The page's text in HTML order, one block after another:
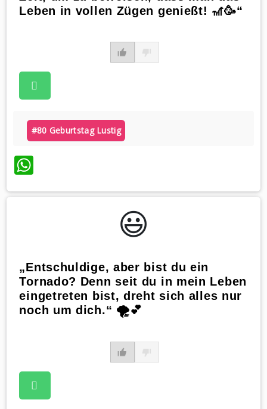
Leben in vollen Zügen genießt! 🎢🥳“
#80 Geburtstag Lustig
WhatsApp
😃️
„Entschuldige, aber bist du ein
Tornado? Denn seit du in mein Leben
eingetreten bist, dreht sich alles nur
noch um dich.“ 🌪️💕